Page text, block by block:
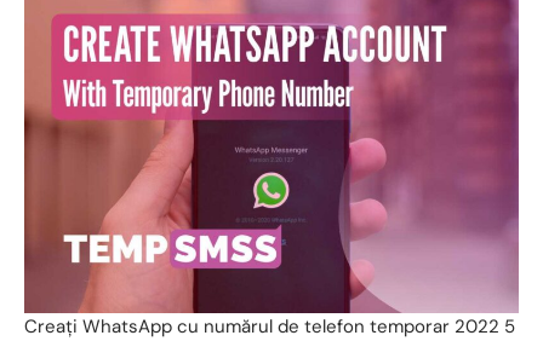
Creați WhatsApp cu numărul de telefon temporar 2022 5